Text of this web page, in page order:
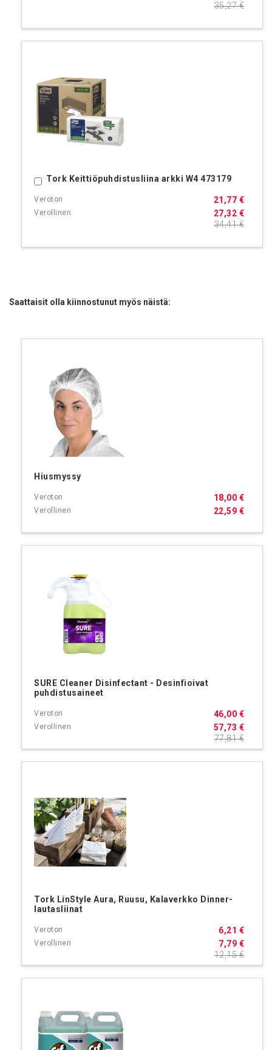
35,27 €
Tork Keittiöpuhdistusliina arkki W4 473179
27,32 €
21,77 €
34,41 €
Ostoskoriin
Saattaisit olla kiinnostunut myös näistä:
Hiusmyssy
22,59 €
18,00 €
SURE Cleaner Disinfectant - Desinfioivat
puhdistusaineet
57,73 €
46,00 €
77,81 €
Tork LinStyle Aura, Ruusu, Kalaverkko Dinner-
lautasliinat
7,79 €
6,21 €
12,15 €